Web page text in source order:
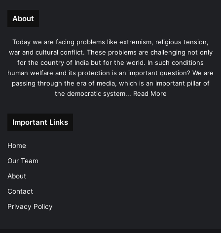
About
Today we are facing problems like extremism, religious tension,
war and cultural conflict. These problems are challenging not only
for the country of India but for the world. In such conditions
human welfare and its protection is an important question? We are
passing through the era of media, which is an important pillar of
the democratic system... Read More
Important Links
Home
Our Team
About
Contact
Privacy Policy